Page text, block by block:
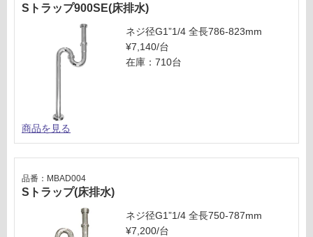
Sトラップ900SE(床排水)
ネジ径G1”1/4 全長786-823mm
¥7,140/台
在庫：710台
商品を見る
Sトラップ(床排水)
品番：MBAD004
ネジ径G1”1/4 全長750-787mm
¥7,200/台